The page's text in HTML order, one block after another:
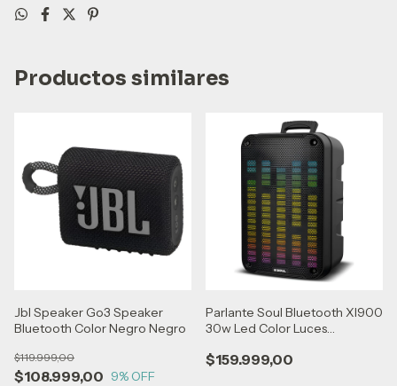
Productos similares
Jbl Speaker Go3 Speaker
Bluetooth Color Negro Negro
$108.999,00
$119.999,00
9% OFF
Parlante Soul Bluetooth Xl900
30w Led Color Luces
$159.999,00